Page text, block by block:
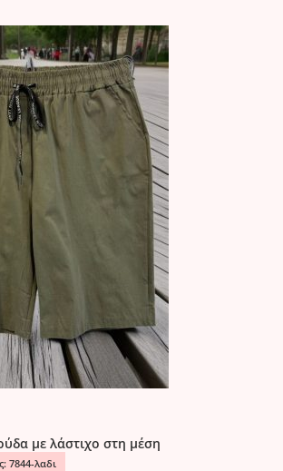
με λάστιχο στη μέση
7844-λαδι